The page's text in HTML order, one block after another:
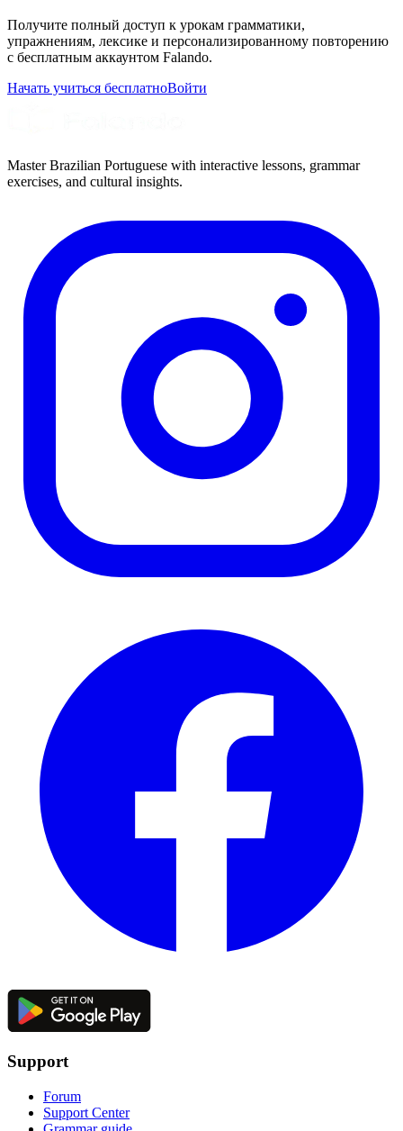
Получите полный доступ к урокам грамматики,
упражнениям, лексике и персонализированному повторению
с бесплатным аккаунтом Falando.
Начать учиться бесплатноВойти
Master Brazilian Portuguese with interactive lessons, grammar
exercises, and cultural insights.
Support
Forum
Support Center